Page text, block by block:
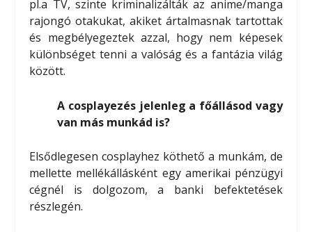
pl.a TV, szinte kriminalizálták az anime/manga
rajongó otakukat, akiket ártalmasnak tartottak
és megbélyegeztek azzal, hogy nem képesek
különbséget tenni a valóság és a fantázia világ
között.
A cosplayezés jelenleg a főállásod vagy
van más munkád is?
Elsődlegesen cosplayhez köthető a munkám, de
mellette mellékállásként egy amerikai pénzügyi
cégnél is dolgozom, a banki befektetések
részlegén.